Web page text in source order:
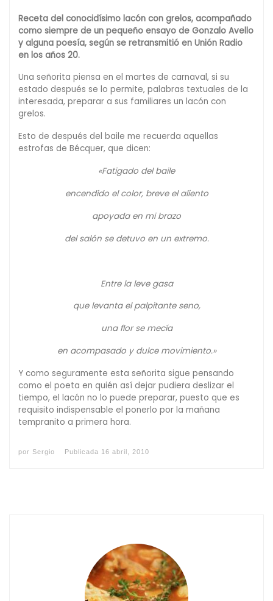
Receta del conocidísimo lacón con grelos, acompañado
como siempre de un pequeño ensayo de Gonzalo Avello
y alguna poesía, según se retransmitió en Unión Radio
en los años 20.
Una señorita piensa en el martes de carnaval, si su
estado después se lo permite, palabras textuales de la
interesada, preparar a sus familiares un lacón con
grelos.
Esto de después del baile me recuerda aquellas
estrofas de Bécquer, que dicen:
«Fatigado del baile
encendido el color, breve el aliento
apoyada en mi brazo
del salón se detuvo en un extremo.
Entre la leve gasa
que levanta el palpitante seno,
una flor se mecía
en acompasado y dulce movimiento.»
Y como seguramente esta señorita sigue pensando
como el poeta en quién así dejar pudiera deslizar el
tiempo, el lacón no lo puede preparar, puesto que es
requisito indispensable el ponerlo por la mañana
tempranito a primera hora.
por Sergio Publicada 16 abril, 2010